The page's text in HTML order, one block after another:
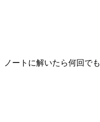
ノートに解いたら何回で